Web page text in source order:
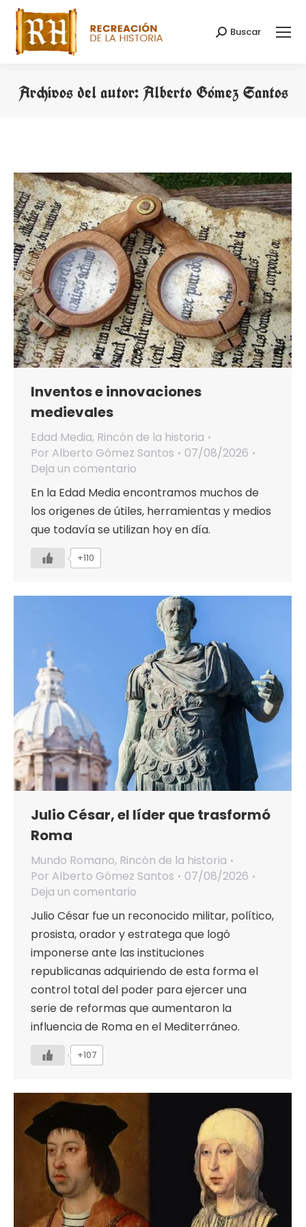
Buscar:
Buscar
Archivos del autor:Alberto Gómez Santos
Inventos e innovaciones
medievales
Edad Media, Rincón de la historia
Por Alberto Gómez Santos
07/08/2026
Deja un comentario
En la Edad Media encontramos muchos de
los origenes de útiles, herramientas y medios
que todavía se utilizan hoy en día.
+110
Julio César, el líder que trasformó
Roma
Mundo Romano, Rincón de la historia
Por Alberto Gómez Santos
07/08/2026
Deja un comentario
Julio César fue un reconocido militar, político,
prosista, orador y estratega que logó
imponerse ante las instituciones
republicanas adquiriendo de esta forma el
control total del poder para ejercer una
serie de reformas que aumentaron la
influencia de Roma en el Mediterráneo.
+107